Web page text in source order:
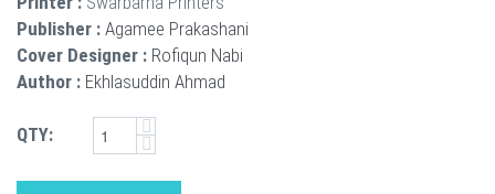
Publisher : Agamee Prakashani
Cover Designer : Rofiqun Nabi
Author : Ekhlasuddin Ahmad
QTY: